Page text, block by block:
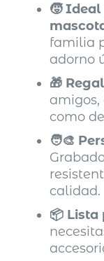
🧒
familia
adorno
🎁
como
🧑‍🎨
calidad.
📦